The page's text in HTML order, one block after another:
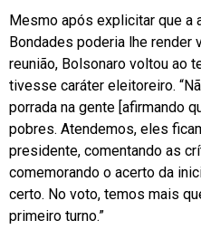
Mesmo após explicitar que a
Bondades poderia lhe render
reunião, Bolsonaro voltou ao
tivesse caráter eleitoreiro.
porrada na gente [afirmando
pobres. Atendemos, eles
presidente, comentando as
comemorando o acerto da
certo. No voto, temos mais
primeiro turno.”